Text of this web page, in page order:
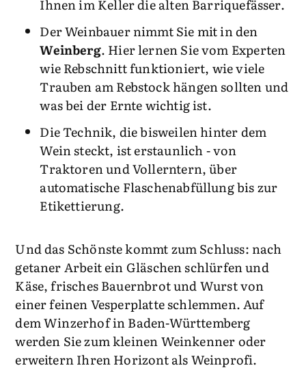
Ihnen im Keller die alten Barriquefässer.
Der Weinbauer nimmt Sie mit in den
Weinberg. Hier lernen Sie vom Experten
wie Rebschnitt funktioniert, wie viele
Trauben am Rebstock hängen sollten und
was bei der Ernte wichtig ist.
Die Technik, die bisweilen hinter dem
Wein steckt, ist erstaunlich - von
Traktoren und Vollerntern, über
automatische Flaschenabfüllung bis zur
Etikettierung.
Und das Schönste kommt zum Schluss: nach
getaner Arbeit ein Gläschen schlürfen und
Käse, frisches Bauernbrot und Wurst von
einer feinen Vesperplatte schlemmen. Auf
dem Winzerhof in Baden-Württemberg
werden Sie zum kleinen Weinkenner oder
erweitern Ihren Horizont als Weinprofi.